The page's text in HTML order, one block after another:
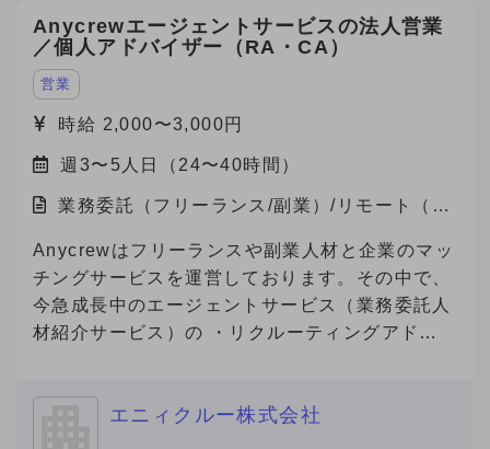
されるポジションで、案件提案〜納品ディレクシ
ョンまで幅広く関与でき、事業責任者に近い裁量
を持つことができる案件です。
Anycrewエージェントサービスの法人営業
／個人アドバイザー（RA・CA）
営業
時給 2,000〜3,000円
週3〜5人日（24〜40時間）
業務委託（フリーランス/副業）/リモート（在
Anycrewはフリーランスや副業人材と企業のマッ
チングサービスを運営しております。その中で、
今急成長中のエージェントサービス（業務委託人
材紹介サービス）の ・リクルーティングアドバ
を募集しております。
エニィクルー株式会社